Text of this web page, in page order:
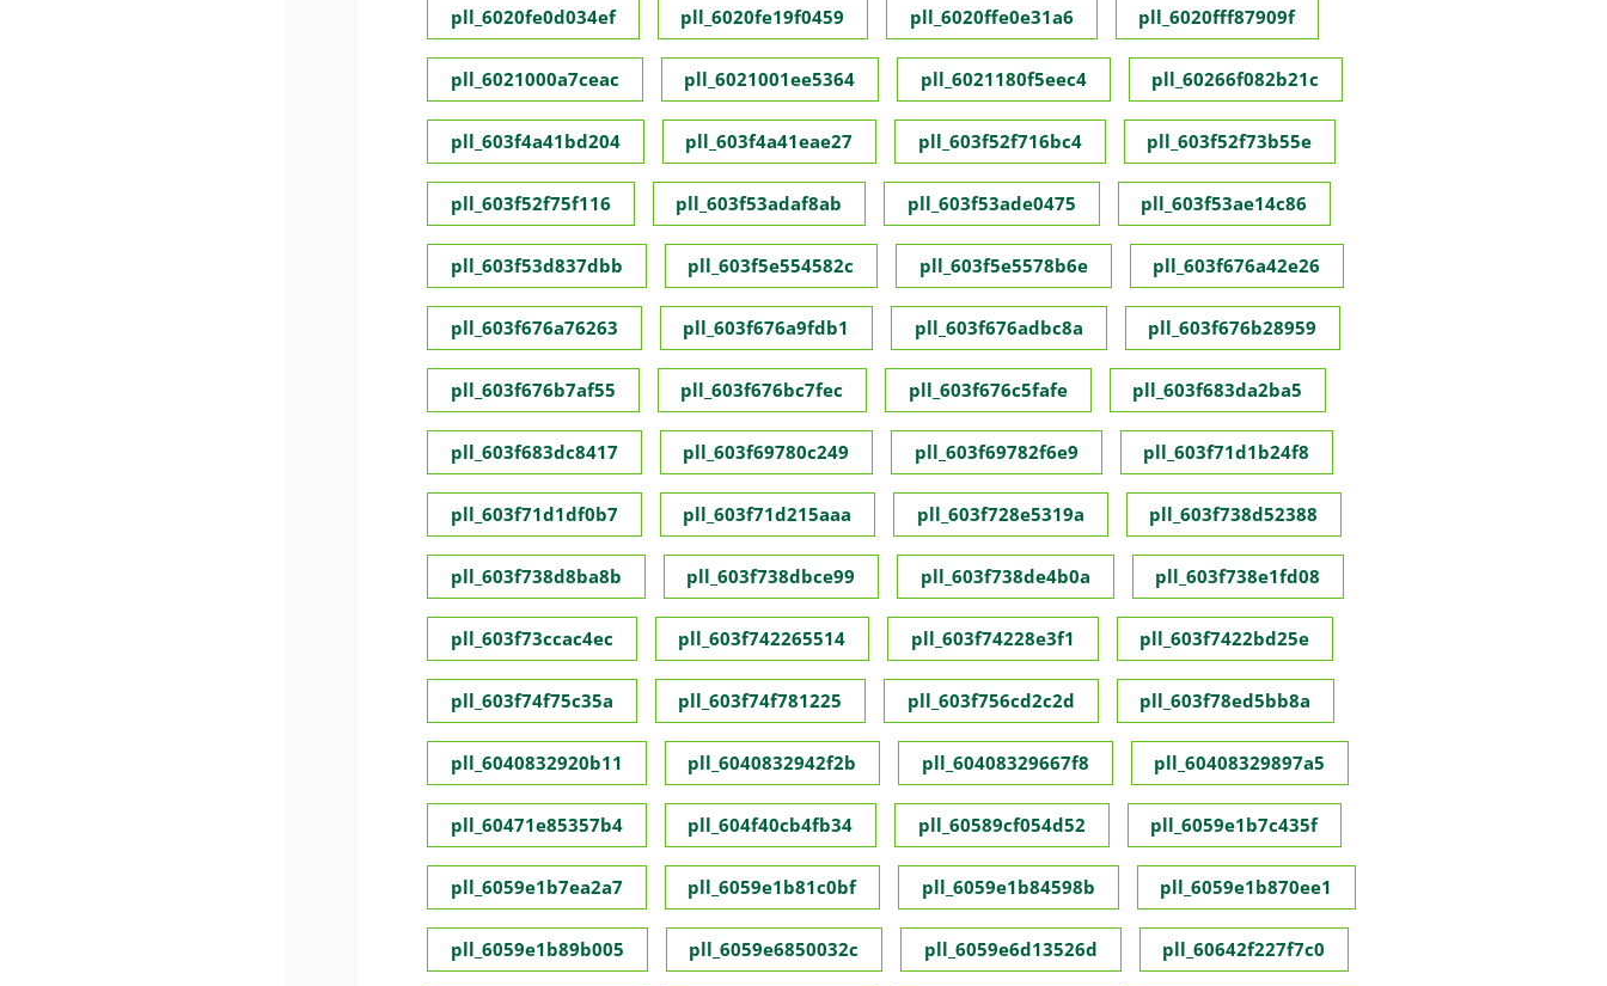
pll_6020fe0d034ef pll_6020fe19f0459 pll_6020ffe0e31a6 pll_6020fff87909f
pll_6021000a7ceac pll_6021001ee5364 pll_6021180f5eec4 pll_60266f082b21c
pll_603f4a41bd204 pll_603f4a41eae27 pll_603f52f716bc4 pll_603f52f73b55e
pll_603f52f75f116 pll_603f53adaf8ab pll_603f53ade0475 pll_603f53ae14c86
pll_603f53d837dbb pll_603f5e554582c pll_603f5e5578b6e pll_603f676a42e26
pll_603f676a76263 pll_603f676a9fdb1 pll_603f676adbc8a pll_603f676b28959
pll_603f676b7af55 pll_603f676bc7fec pll_603f676c5fafe pll_603f683da2ba5
pll_603f683dc8417 pll_603f69780c249 pll_603f69782f6e9 pll_603f71d1b24f8
pll_603f71d1df0b7 pll_603f71d215aaa pll_603f728e5319a pll_603f738d52388
pll_603f738d8ba8b pll_603f738dbce99 pll_603f738de4b0a pll_603f738e1fd08
pll_603f73ccac4ec pll_603f742265514 pll_603f74228e3f1 pll_603f7422bd25e
pll_603f74f75c35a pll_603f74f781225 pll_603f756cd2c2d pll_603f78ed5bb8a
pll_6040832920b11 pll_6040832942f2b pll_60408329667f8 pll_60408329897a5
pll_60471e85357b4 pll_604f40cb4fb34 pll_60589cf054d52 pll_6059e1b7c435f
pll_6059e1b7ea2a7 pll_6059e1b81c0bf pll_6059e1b84598b pll_6059e1b870ee1
pll_6059e1b89b005 pll_6059e6850032c pll_6059e6d13526d pll_60642f227f7c0